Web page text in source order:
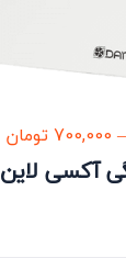
–
700,000تومان
آکسی لاین